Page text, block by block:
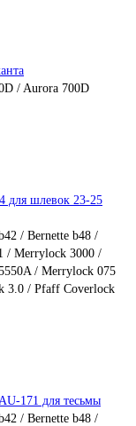
/ Aurora 700D
для шлевок 23-25
/ Bernette b48 /
/ Merrylock 3000 /
/ Merrylock 075
3.0 / Pfaff Coverlock
171 для тесьмы
/ Bernette b48 /